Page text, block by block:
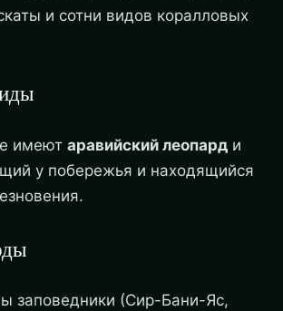
и сотни видов коралловых
имеют аравийский леопард и
у побережья и находящийся
заповедники (Сир-Бани-Яс,